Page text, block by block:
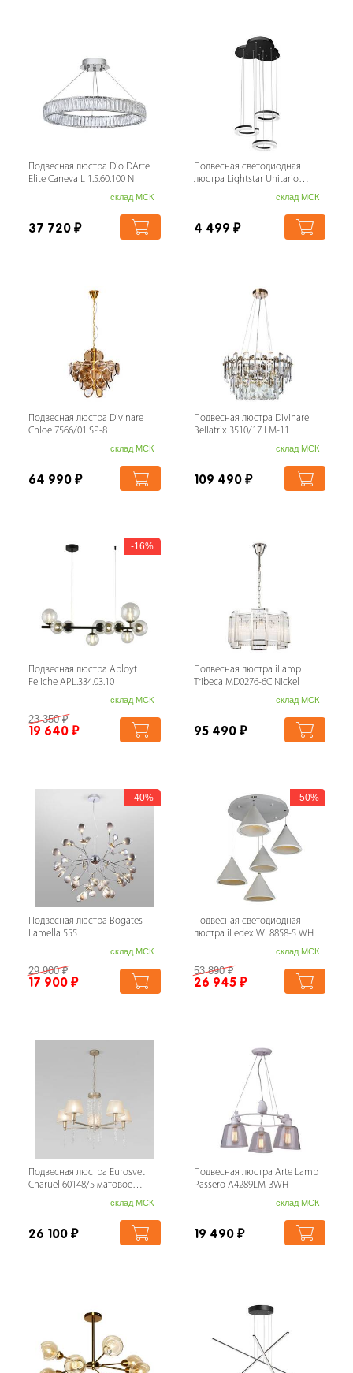
Подвесная люстра Dio DArte
Elite Caneva L 1.5.60.100 N
склад МСК
37 720 ₽
Подвесная светодиодная
люстра Lightstar Unitario
склад МСК
4 499 ₽
Подвесная люстра Divinare
Chloe 7566/01 SP-8
склад МСК
64 990 ₽
Подвесная люстра Divinare
Bellatrix 3510/17 LM-11
склад МСК
109 490 ₽
16%
Подвесная люстра Aployt
Feliche APL.334.03.10
склад МСК
23 350₽
19 640 ₽
Подвесная люстра iLamp
Tribeca MD0276-6C Nickel
склад МСК
95 490 ₽
40%
Подвесная люстра Bogates
Lamella 555
склад МСК
29 900₽
17 900 ₽
50%
Подвесная светодиодная
люстра iLedex WL8858-5 WH
склад МСК
53 890₽
26 945 ₽
Подвесная люстра Eurosvet
Charuel 60148/5 матовое
склад МСК
26 100 ₽
Подвесная люстра Arte Lamp
Passero A4289LM-3WH
склад МСК
19 490 ₽